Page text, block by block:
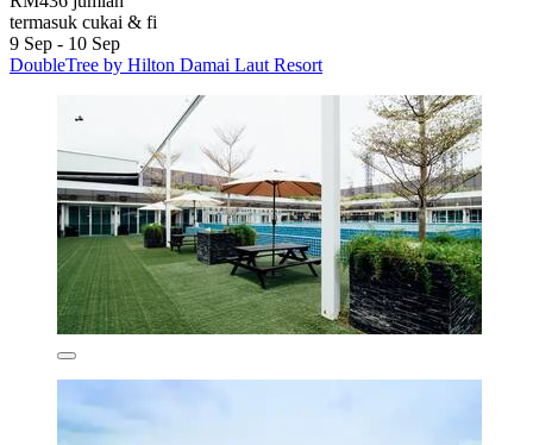
termasuk cukai & fi
9 Sep - 10 Sep
DoubleTree by Hilton Damai Laut Resort